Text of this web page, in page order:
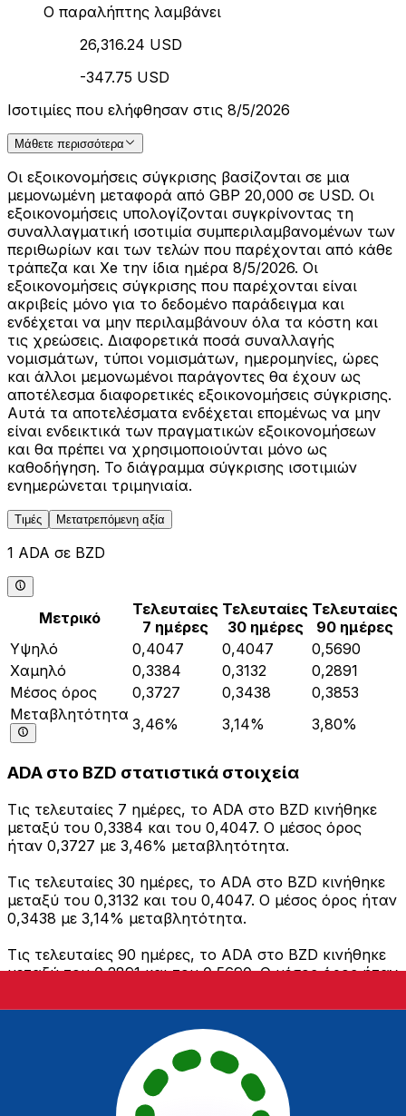
Ο παραλήπτης λαμβάνει
26,316.24 USD
-347.75 USD
Ισοτιμίες που ελήφθησαν στις 8/5/2026
Μάθετε περισσότερα
Οι εξοικονομήσεις σύγκρισης βασίζονται σε μια
μεμονωμένη μεταφορά από GBP 20,000 σε USD. Οι
εξοικονομήσεις υπολογίζονται συγκρίνοντας τη
συναλλαγματική ισοτιμία συμπεριλαμβανομένων των
περιθωρίων και των τελών που παρέχονται από κάθε
τράπεζα και Xe την ίδια ημέρα 8/5/2026. Οι
εξοικονομήσεις σύγκρισης που παρέχονται είναι
ακριβείς μόνο για το δεδομένο παράδειγμα και
ενδέχεται να μην περιλαμβάνουν όλα τα κόστη και
τις χρεώσεις. Διαφορετικά ποσά συναλλαγής
νομισμάτων, τύποι νομισμάτων, ημερομηνίες, ώρες
και άλλοι μεμονωμένοι παράγοντες θα έχουν ως
αποτέλεσμα διαφορετικές εξοικονομήσεις σύγκρισης.
Αυτά τα αποτελέσματα ενδέχεται επομένως να μην
είναι ενδεικτικά των πραγματικών εξοικονομήσεων
και θα πρέπει να χρησιμοποιούνται μόνο ως
καθοδήγηση. Το διάγραμμα σύγκρισης ισοτιμιών
ενημερώνεται τριμηνιαία.
Τιμές Μετατρεπόμενη αξία
1 ADA σε BZD
Μετρικό
Τελευταίες
7 ημέρες
Τελευταίες
30 ημέρες
Τελευταίες
90 ημέρες
Υψηλό
0,4047 0,4047
0,5690
Χαμηλό
0,3384 0,3132
0,2891
Μέσος όρος
0,3727 0,3438
0,3853
Μεταβλητότητα
3,46% 3,14% 3,80%
ADA στο BZD στατιστικά στοιχεία
Τις τελευταίες 7 ημέρες, το ADA στο BZD κινήθηκε
μεταξύ του 0,3384 και του 0,4047. Ο μέσος όρος
ήταν 0,3727 με 3,46% μεταβλητότητα.
Τις τελευταίες 30 ημέρες, το ADA στο BZD κινήθηκε
μεταξύ του 0,3132 και του 0,4047. Ο μέσος όρος ήταν
0,3438 με 3,14% μεταβλητότητα.
Τις τελευταίες 90 ημέρες, το ADA στο BZD κινήθηκε
μεταξύ του 0,2891 και του 0,5690. Ο μέσος όρος ήταν
Διαχειριστείτε τα χρήματά σας και τα
νομίσματά σας εν κινήσει